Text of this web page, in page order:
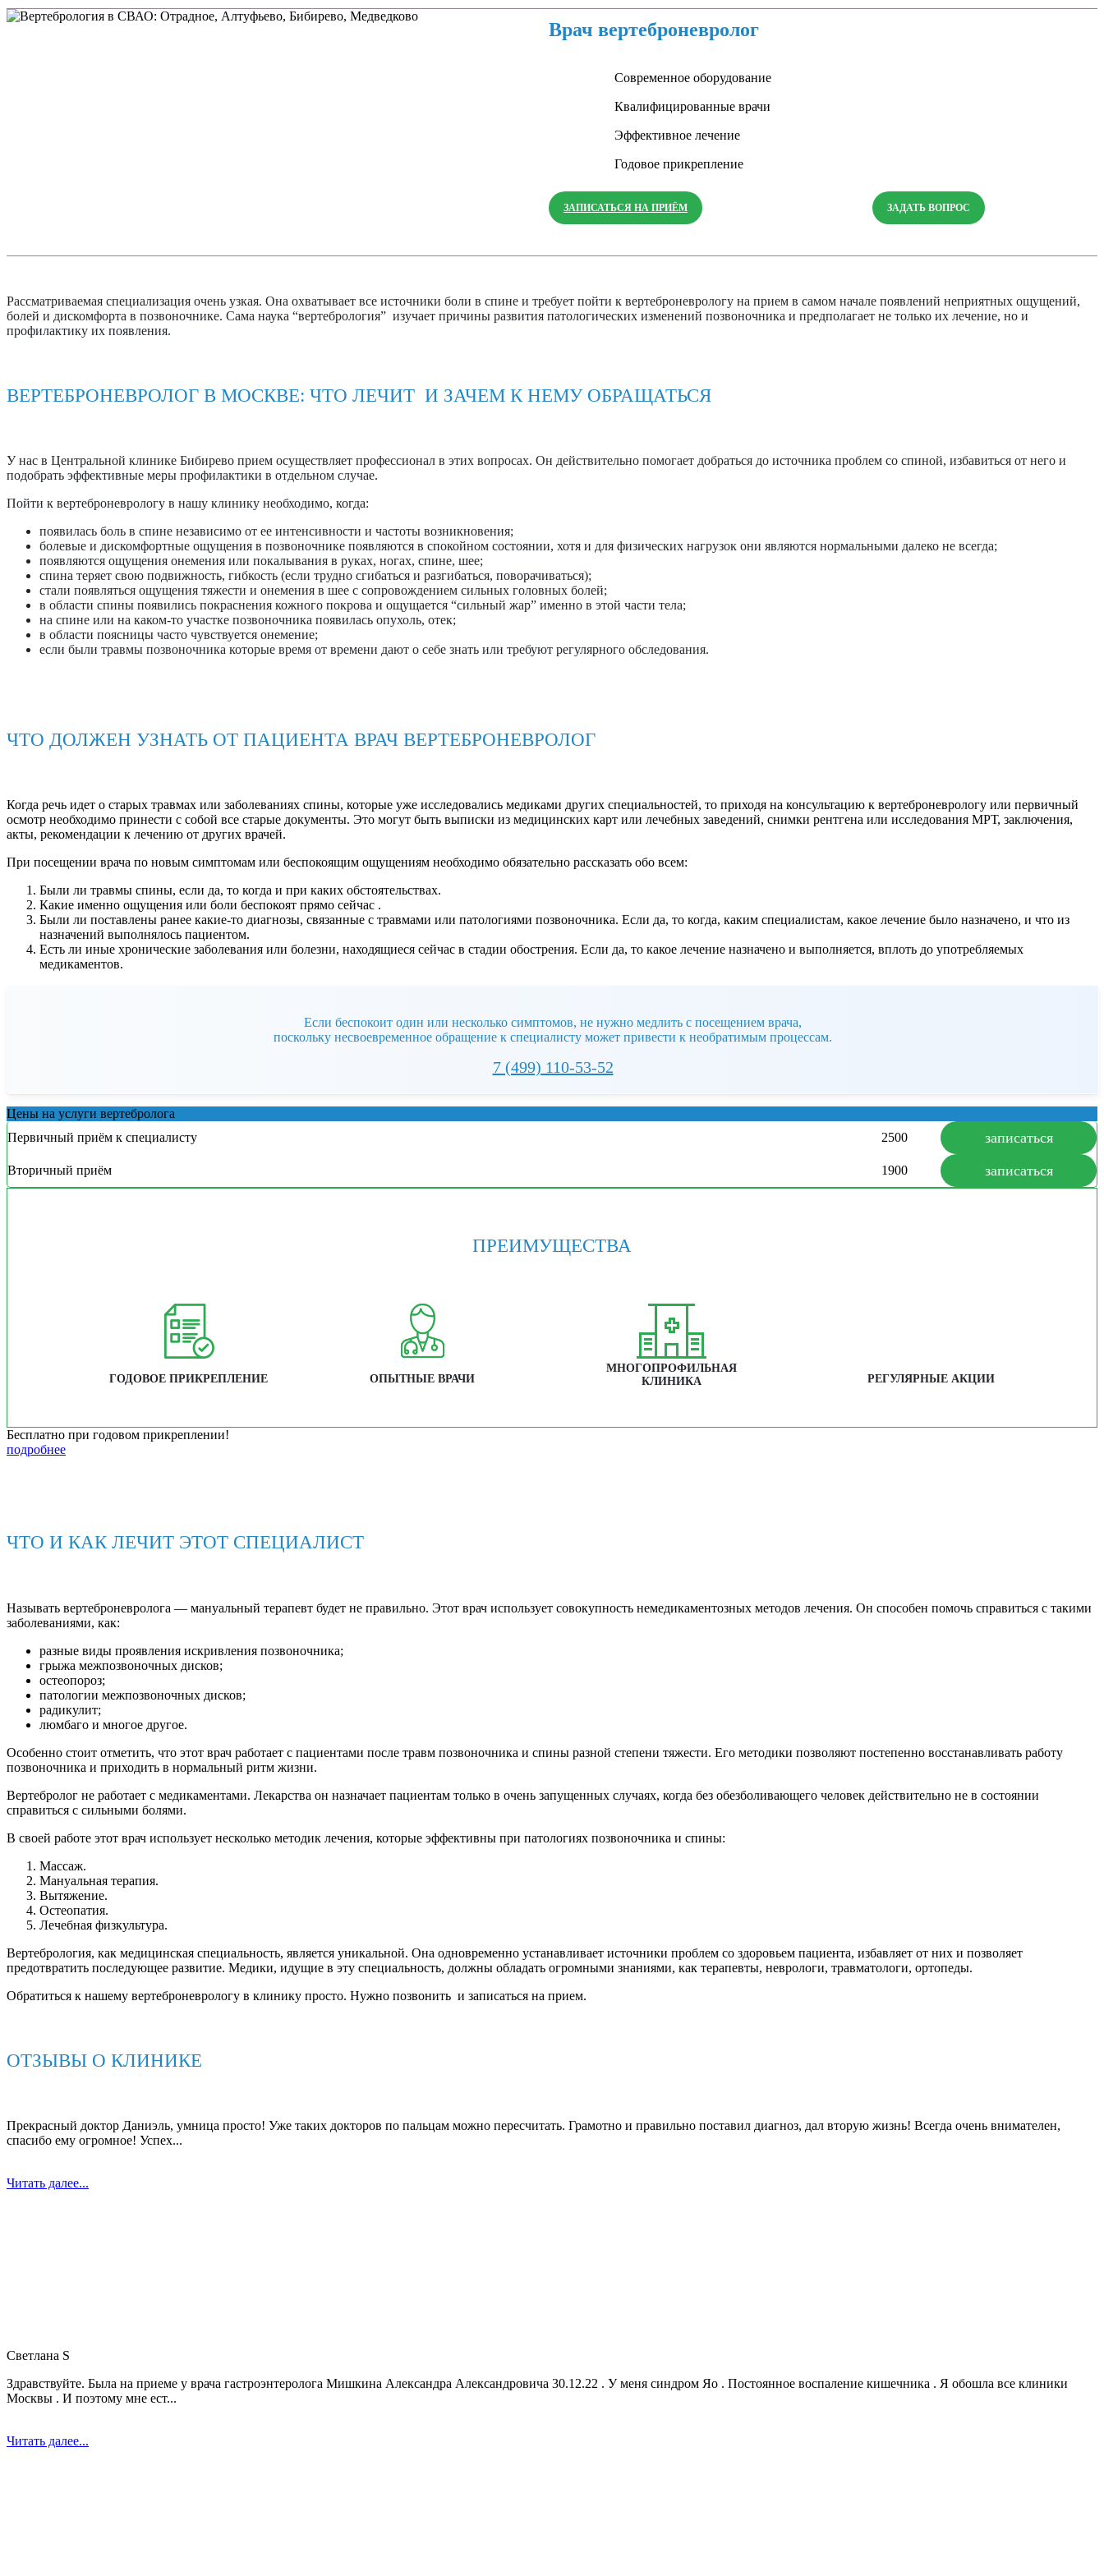
Врач вертеброневролог
Современное оборудование
Квалифицированные врачи
Эффективное лечение
Годовое прикрепление
ЗАПИСАТЬСЯ НА ПРИЁМ ЗАДАТЬ ВОПРОС
Рассматриваемая специализация очень узкая. Она охватывает все источники боли в спине и требует пойти к вертеброневрологу на прием в самом начале появлений неприятных ощущений,
болей и дискомфорта в позвоночнике. Сама наука “вертебрология” изучает причины развития патологических изменений позвоночника и предполагает не только их лечение, но и
профилактику их появления.
ВЕРТЕБРОНЕВРОЛОГ В МОСКВЕ: ЧТО ЛЕЧИТ И ЗАЧЕМ К НЕМУ ОБРАЩАТЬСЯ
У нас в Центральной клинике Бибирево прием осуществляет профессионал в этих вопросах. Он действительно помогает добраться до источника проблем со спиной, избавиться от него и
подобрать эффективные меры профилактики в отдельном случае.
Пойти к вертеброневрологу в нашу клинику необходимо, когда:
появилась боль в спине независимо от ее интенсивности и частоты возникновения;
болевые и дискомфортные ощущения в позвоночнике появляются в спокойном состоянии, хотя и для физических нагрузок они являются нормальными далеко не всегда;
появляются ощущения онемения или покалывания в руках, ногах, спине, шее;
спина теряет свою подвижность, гибкость (если трудно сгибаться и разгибаться, поворачиваться);
стали появляться ощущения тяжести и онемения в шее с сопровождением сильных головных болей;
в области спины появились покраснения кожного покрова и ощущается “сильный жар” именно в этой части тела;
на спине или на каком-то участке позвоночника появилась опухоль, отек;
в области поясницы часто чувствуется онемение;
если были травмы позвоночника которые время от времени дают о себе знать или требуют регулярного обследования.
ЧТО ДОЛЖЕН УЗНАТЬ ОТ ПАЦИЕНТА ВРАЧ ВЕРТЕБРОНЕВРОЛОГ
Когда речь идет о старых травмах или заболеваниях спины, которые уже исследовались медиками других специальностей, то приходя на консультацию к вертеброневрологу или первичный
осмотр необходимо принести с собой все старые документы. Это могут быть выписки из медицинских карт или лечебных заведений, снимки рентгена или исследования МРТ, заключения,
акты, рекомендации к лечению от других врачей.
При посещении врача по новым симптомам или беспокоящим ощущениям необходимо обязательно рассказать обо всем:
Были ли травмы спины, если да, то когда и при каких обстоятельствах.
Какие именно ощущения или боли беспокоят прямо сейчас .
Были ли поставлены ранее какие-то диагнозы, связанные с травмами или патологиями позвоночника. Если да, то когда, каким специалистам, какое лечение было назначено, и что из
назначений выполнялось пациентом.
Есть ли иные хронические заболевания или болезни, находящиеся сейчас в стадии обострения. Если да, то какое лечение назначено и выполняется, вплоть до употребляемых
медикаментов.
Если беспокоит один или несколько симптомов, не нужно медлить с посещением врача,
поскольку несвоевременное обращение к специалисту может привести к необратимым процессам.
7 (499) 110-53-52
Цены на услуги вертебролога
Первичный приём к специалисту
2500 записаться
Вторичный приём 1900 записаться
ПРЕИМУЩЕСТВА
ГОДОВОЕ ПРИКРЕПЛЕНИЕ ОПЫТНЫЕ ВРАЧИ
МНОГОПРОФИЛЬНАЯ
КЛИНИКА
РЕГУЛЯРНЫЕ АКЦИИ
Бесплатно при годовом прикреплении!
подробнее
ЧТО И КАК ЛЕЧИТ ЭТОТ СПЕЦИАЛИСТ
Называть вертеброневролога — мануальный терапевт будет не правильно. Этот врач использует совокупность немедикаментозных методов лечения. Он способен помочь справиться с такими
заболеваниями, как:
разные виды проявления искривления позвоночника;
грыжа межпозвоночных дисков;
остеопороз;
патологии межпозвоночных дисков;
радикулит;
люмбаго и многое другое.
Особенно стоит отметить, что этот врач работает с пациентами после травм позвоночника и спины разной степени тяжести. Его методики позволяют постепенно восстанавливать работу
позвоночника и приходить в нормальный ритм жизни.
Вертебролог не работает с медикаментами. Лекарства он назначает пациентам только в очень запущенных случаях, когда без обезболивающего человек действительно не в состоянии
справиться с сильными болями.
В своей работе этот врач использует несколько методик лечения, которые эффективны при патологиях позвоночника и спины:
Массаж.
Мануальная терапия.
Вытяжение.
Остеопатия.
Лечебная физкультура.
Вертебрология, как медицинская специальность, является уникальной. Она одновременно устанавливает источники проблем со здоровьем пациента, избавляет от них и позволяет
предотвратить последующее развитие. Медики, идущие в эту специальность, должны обладать огромными знаниями, как терапевты, неврологи, травматологи, ортопеды.
Обратиться к нашему вертеброневрологу в клинику просто. Нужно позвонить и записаться на прием.
ОТЗЫВЫ О КЛИНИКЕ
Прекрасный доктор Даниэль, умница просто! Уже таких докторов по пальцам можно пересчитать. Грамотно и правильно поставил диагноз, дал вторую жизнь! Всегда очень внимателен,
спасибо ему огромное! Успех...
Читать далее...
Светлана S
Здравствуйте. Была на приеме у врача гастроэнтеролога Мишкина Александра Александровича 30.12.22 . У меня синдром Яо . Постоянное воспаление кишечника . Я обошла все клиники
Москвы . И поэтому мне ест...
Читать далее...